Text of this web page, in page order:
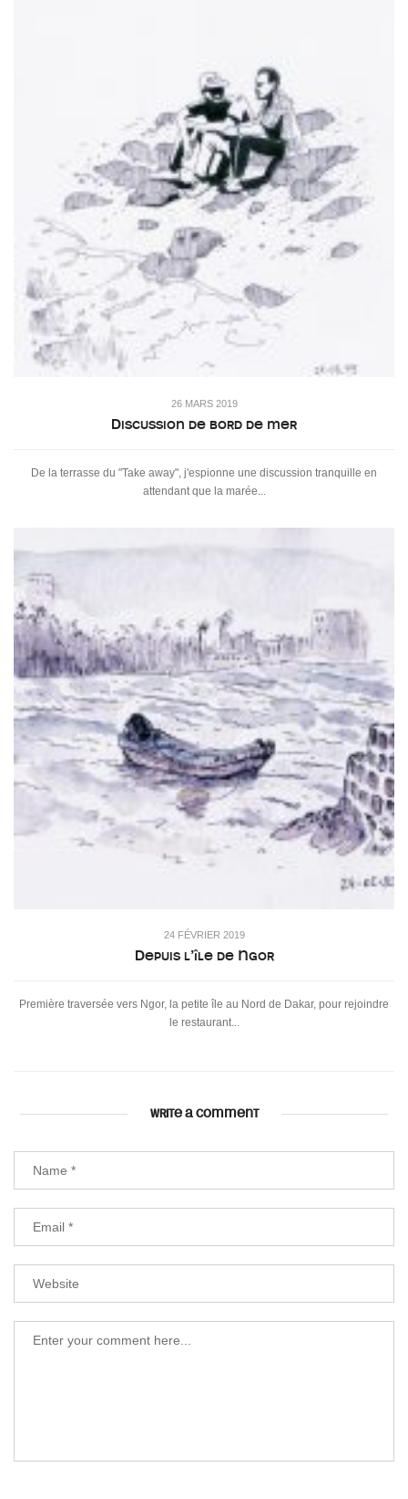
26 MARS 2019
Discussion de bord de mer
De la terrasse du "Take away", j'espionne une discussion tranquille en
attendant que la marée...
24 FÉVRIER 2019
Depuis l’île de Ngor
Première traversée vers Ngor, la petite île au Nord de Dakar, pour rejoindre
le restaurant...
WRITE A COMMENT